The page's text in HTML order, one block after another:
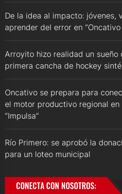
De la idea al impacto: jóvenes,
aprender del error en “Oncativo
Arroyito hizo realidad un sueño
primera cancha de hockey
Oncativo se prepara para
el motor productivo regional
“Impulsa”
Río Primero: se aprobó la
para un loteo municipal
CONECTA CON NOSOTROS: